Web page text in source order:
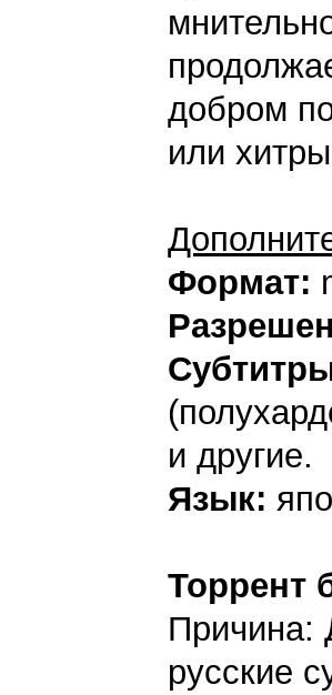
добром
или
Формат:
и другие.
Язык:
Торрент
Причина:
русские